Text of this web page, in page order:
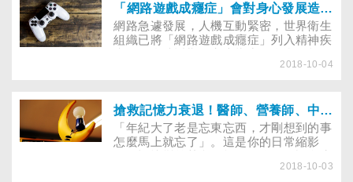
酪乳還要多，生吃可以改善便秘，增強免
疫力，不過營養師認為，要補充益生菌還
是吃優格或喝優酪乳比較實在。
「網路遊戲成癮症」會對身心發展造成什麼影響？
網路急遽發展，人機互動緊密，世界衛生
組織已將「網路遊戲成癮症」列入精神疾
3％的青少年有網路遊戲成癮，網路遊戲
2018-10-04
搶救記憶力衰退！醫師、營養師、中醫師全方位助你增強記憶力
「年紀大了老是忘東忘西，才剛想到的事
怎麼馬上就忘了」。這是你的日常縮影
活習慣不佳，如：不吃早餐、吃錯食物、
2018-10-03